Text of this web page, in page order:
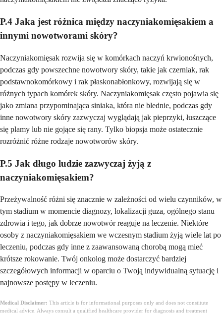
P.4 Jaka jest różnica między naczyniakomięsakiem a
innymi nowotworami skóry?
Naczyniakomięsak rozwija się w komórkach naczyń krwionośnych,
podczas gdy powszechne nowotwory skóry, takie jak czerniak, rak
podstawnokomórkowy i rak płaskonabłonkowy, rozwijają się w
różnych typach komórek skóry. Naczyniakomięsak często pojawia się
jako zmiana przypominająca siniaka, która nie blednie, podczas gdy
inne nowotwory skóry zazwyczaj wyglądają jak pieprzyki, łuszczące
się plamy lub nie gojące się rany. Tylko biopsja może ostatecznie
rozróżnić różne rodzaje nowotworów skóry.
P.5 Jak długo ludzie zazwyczaj żyją z
naczyniakomięsakiem?
Przeżywalność różni się znacznie w zależności od wielu czynników, w
tym stadium w momencie diagnozy, lokalizacji guza, ogólnego stanu
zdrowia i tego, jak dobrze nowotwór reaguje na leczenie. Niektóre
osoby z naczyniakomięsakiem we wczesnym stadium żyją wiele lat po
leczeniu, podczas gdy inne z zaawansowaną chorobą mogą mieć
krótsze rokowanie. Twój onkolog może dostarczyć bardziej
szczegółowych informacji w oparciu o Twoją indywidualną sytuację i
najnowsze postępy w leczeniu.
Medical Disclaimer: This article is for informational purposes only and does not constitute
medical advice. Always consult a qualified healthcare provider for diagnosis and treatment